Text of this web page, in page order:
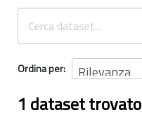
INFORMAZIONI
Ordina per
1 dataset trovato